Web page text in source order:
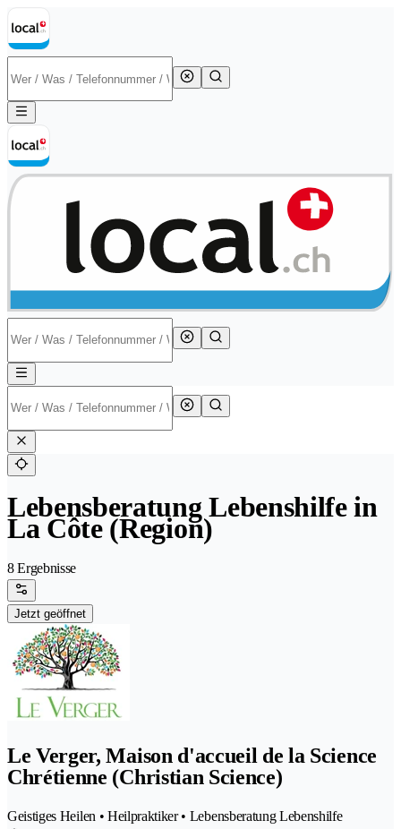
Lebensberatung Lebenshilfe in
La Côte (Region)
8 Ergebnisse
Jetzt geöffnet
Le Verger, Maison d'accueil de la Science
Chrétienne (Christian Science)
Geistiges Heilen • Heilpraktiker • Lebensberatung Lebenshilfe